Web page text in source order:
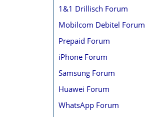
1&1 Drillisch Forum
Mobilcom Debitel Forum
Prepaid Forum
iPhone Forum
Samsung Forum
Huawei Forum
WhatsApp Forum